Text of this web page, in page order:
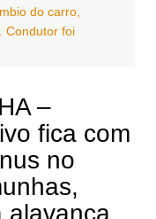
do carro,
Condutor foi
–
fica com
no
alavanca